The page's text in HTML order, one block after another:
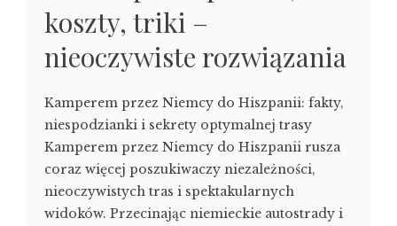
koszty, triki –
nieoczywiste rozwiązania
Kamperem przez Niemcy do Hiszpanii: fakty,
niespodzianki i sekrety optymalnej trasy
Kamperem przez Niemcy do Hiszpanii rusza
coraz więcej poszukiwaczy niezależności,
nieoczywistych tras i spektakularnych
widoków. Przecinając niemieckie autostrady i